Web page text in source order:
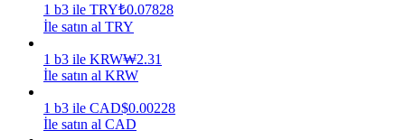
1 b3 ile TRY₺0.07828
İle satın al TRY
1 b3 ile KRW₩2.31
İle satın al KRW
1 b3 ile CAD$0.00228
İle satın al CAD